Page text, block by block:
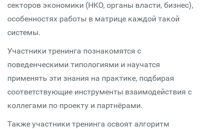
секторов экономики (НКО, органы власти, бизнес),
особенностях работы в матрице каждой такой
системы.
Участники тренинга познакомятся с
поведенческими типологиями и научатся
применять эти знания на практике, подбирая
соответствующие инструменты взаимодействия с
коллегами по проекту и партнёрами.
Также участники тренинга освоят алгоритм